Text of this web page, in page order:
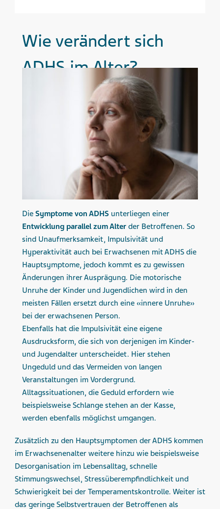
Wie verändert sich
ADHS im Alter?
Die Symptome von ADHS unterliegen einer
Entwicklung parallel zum Alter der Betroffenen. So
sind Unaufmerksamkeit, Impulsivität und
Hyperaktivität auch bei Erwachsenen mit ADHS die
Hauptsymptome, jedoch kommt es zu gewissen
Änderungen ihrer Ausprägung. Die motorische
Unruhe der Kinder und Jugendlichen wird in den
meisten Fällen ersetzt durch eine «innere Unruhe»
bei der erwachsenen Person.
Ebenfalls hat die Impulsivität eine eigene
Ausdrucksform, die sich von derjenigen im Kinder-
und Jugendalter unterscheidet. Hier stehen
Ungeduld und das Vermeiden von langen
Veranstaltungen im Vordergrund.
Alltagssituationen, die Geduld erfordern wie
beispielsweise Schlange stehen an der Kasse,
werden ebenfalls möglichst umgangen.
Zusätzlich zu den Hauptsymptomen der ADHS kommen
im Erwachsenenalter weitere hinzu wie beispielsweise
Desorganisation im Lebensalltag, schnelle
Stimmungswechsel, Stressüberempfindlichkeit und
Schwierigkeit bei der Temperamentskontrolle. Weiter ist
das geringe Selbstvertrauen der Betroffenen als